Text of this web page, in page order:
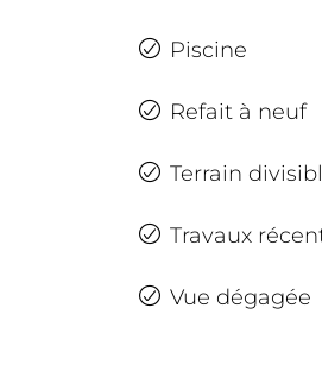
Piscine
Refait à neuf
Terrain
Travaux
Vue dégagée